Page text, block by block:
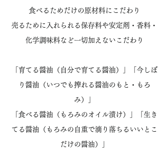
食べるためだけの原材料にこだわり
売るために入れられる保存料や安定剤・香料・
化学調味料など一切加えないこだわり
「育てる醤油（自分で育てる醤油）」「今しぼ
り醤油（いつでも搾れる醤油のもと・もろ
み）」
「食べる醤油（もろみのオイル漬け）」「生き
てる醤油（もろみの自重で滴り落ちるいいとこ
だけの醤油）」